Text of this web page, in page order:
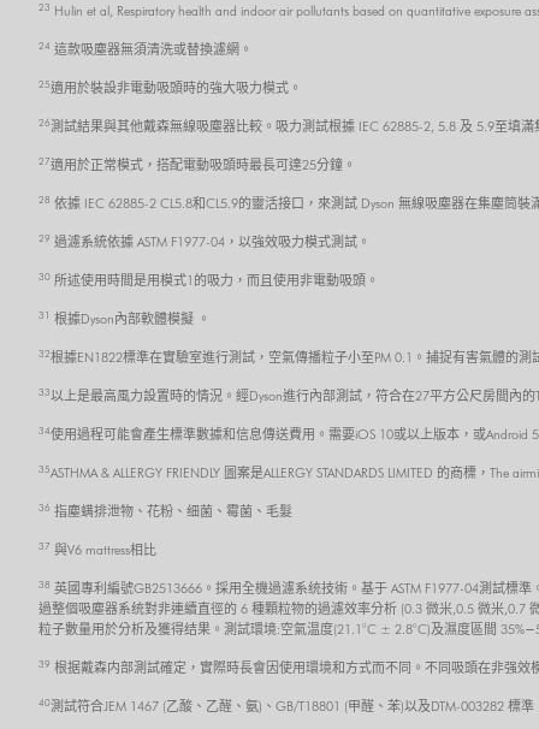
23 Hulin et al, Respiratory health and indoor air pollutants based on quantitative exposure
24 這款吸塵器無須清洗或替換濾網。
25適用於裝設非電動吸頭時的強大吸力模式。
26 測試結果與其他戴森無線吸塵器比較。吸力測試根據 IEC 62885-2, 5.8 及 5.9至填
27適用於正常模式，搭配電動吸頭時最長可達25分鐘。
28 依據 IEC 62885-2 CL5.8和CL5.9的靈活接口，來測試 Dyson 無線吸塵器在集塵筒
29 過濾系統依據 ASTM F1977-04，以強效吸力模式測試。
30 所述使用時間是用模式1的吸力，而且使用非電動吸頭。
31 根據Dyson內部軟體模擬 。
32根據EN1822標準在實驗室進行測試，空氣傳播粒子小至PM 0.1。捕捉有害氣體的
33以上是最高風力設置時的情況。經Dyson進行內部測試，符合在27平方公尺房間內
34使用過程可能會產生標準數據和信息傳送費用。需要iOS 10或以上版本，或
35ASTHMA & ALLERGY FRIENDLY 圖案是ALLERGY STANDARDS LIMITED 的商標，The
36 指塵螨排泄物、花粉、细菌、霉菌、毛髮
37 與V6 mattress相比
38 英國專利編號GB2513666。採用全機過濾系统技術。基于 ASTM F1977-04測試
過整個吸塵器系统對非連續直徑的 6 種顆粒物的過濾效率分析 (0.3 微米,0.5 微米
粒子數量用於分析及獲得结果。測試環境:空氣温度(21.1°C ± 2.8°C)及濕度區間
39 根据戴森内部測試確定，實際時長會因使用環境和方式而不同。不同吸頭在非强
40測試符合JEM 1467 (乙酸、乙醛、氨)、GB/T18801 (甲醛、苯)以及DTM-003282 標